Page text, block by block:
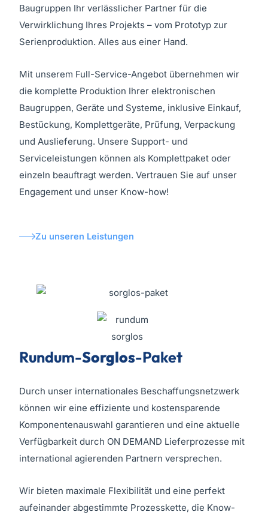
Baugruppen Ihr verlässlicher Partner für die
Verwirklichung Ihres Projekts – vom Prototyp zur
Serienproduktion. Alles aus einer Hand.
Mit unserem Full-Service-Angebot übernehmen wir
die komplette Produktion Ihrer elektronischen
Baugruppen, Geräte und Systeme, inklusive Einkauf,
Bestückung, Komplettgeräte, Prüfung, Verpackung
und Auslieferung. Unsere Support- und
Serviceleistungen können als Komplettpaket oder
einzeln beauftragt werden. Vertrauen Sie auf unser
Engagement und unser Know-how!
Zu unseren Leistungen
Rundum-Sorglos-Paket
Durch unser internationales Beschaffungsnetzwerk
können wir eine effiziente und kostensparende
Komponentenauswahl garantieren und eine aktuelle
Verfügbarkeit durch ON DEMAND Lieferprozesse mit
international agierenden Partnern versprechen.
Wir bieten maximale Flexibilität und eine perfekt
aufeinander abgestimmte Prozesskette, die Know-